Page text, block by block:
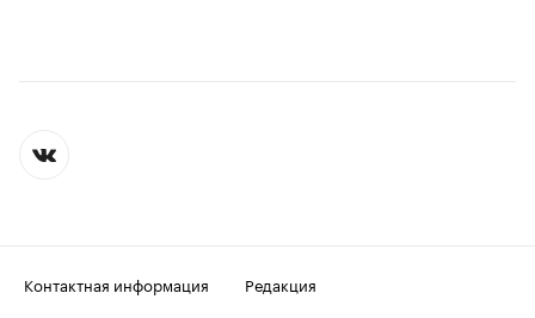
Контактная информация
Редакция